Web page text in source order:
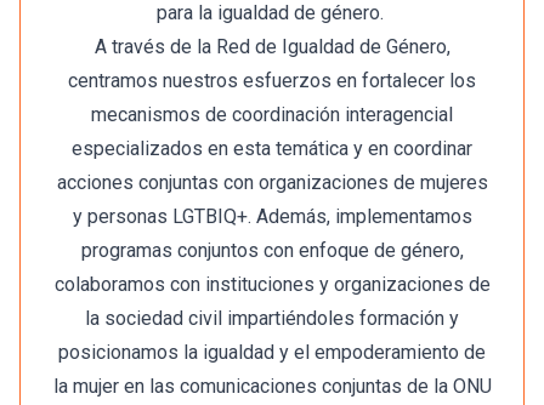
para la igualdad de género.
A través de la Red de Igualdad de Género,
centramos nuestros esfuerzos en fortalecer los
mecanismos de coordinación interagencial
especializados en esta temática y en coordinar
acciones conjuntas con organizaciones de mujeres
y personas LGTBIQ+. Además, implementamos
programas conjuntos con enfoque de género,
colaboramos con instituciones y organizaciones de
la sociedad civil impartiéndoles formación y
posicionamos la igualdad y el empoderamiento de
la mujer en las comunicaciones conjuntas de la ONU